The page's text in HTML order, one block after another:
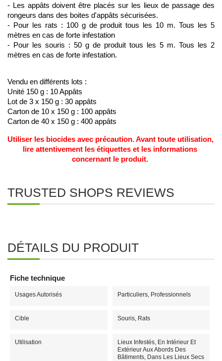
- Les appâts doivent être placés sur les lieux de passage des
rongeurs dans des boites d'appâts sécurisées.
- Pour les rats : 100 g de produit tous les 10 m. Tous les 5
mètres en cas de forte infestation
- Pour les souris : 50 g de produit tous les 5 m. Tous les 2
mètres en cas de forte infestation.
Vendu en différents lots :
Unité 150 g : 10 Appâts
Lot de 3 x 150 g : 30 appâts
Carton de 10 x 150 g : 100 appâts
Carton de 40 x 150 g : 400 appâts
Utiliser les biocides avec précaution. Avant toute utilisation,
lire attentivement les étiquettes et les informations
concernant le produit.
TRUSTED SHOPS REVIEWS
DÉTAILS DU PRODUIT
Fiche technique
Usages Autorisés Particuliers, Professionnels
Cible Souris, Rats
Utilisation
Lieux Infestés, En Intérieur Et
Extérieur Aux Abords Des
Bâtiments, Dans Les Lieux Secs